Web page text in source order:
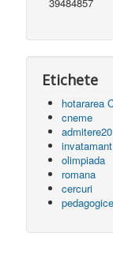
Etichete
hotararea
cneme
olimpiada
romana
cercuri
pedagogice